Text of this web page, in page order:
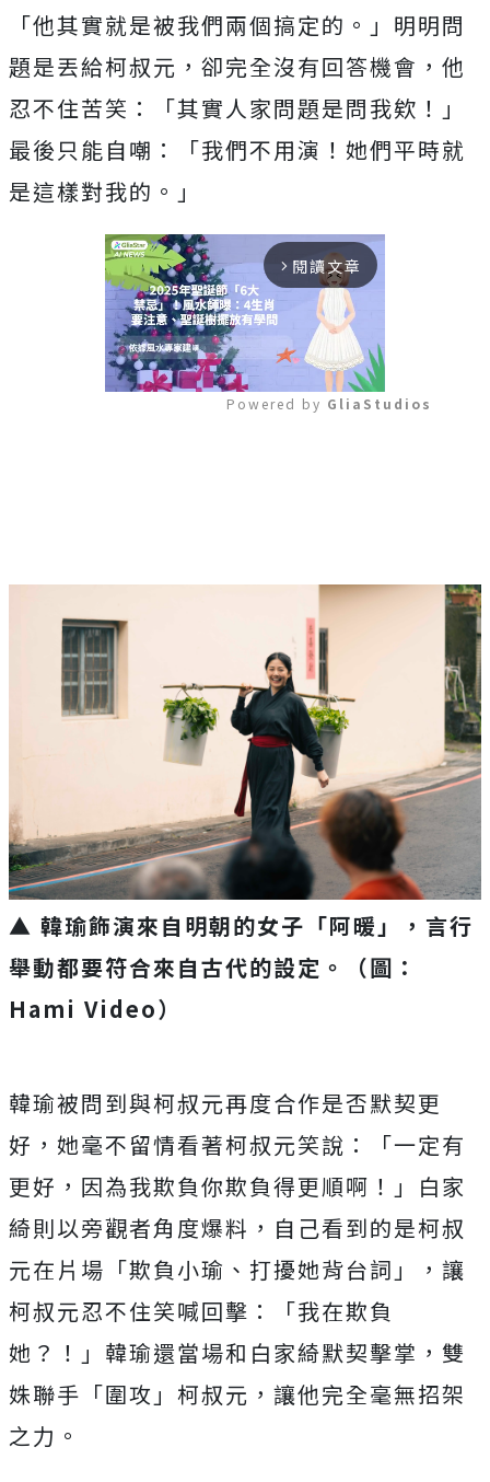
「他其實就是被我們兩個搞定的。」明明問
題是丟給柯叔元， 卻完全沒有回答機會，他
忍不住苦笑：「其實人家問題是問我欸！」
最後只能自嘲：「我們不用演！她們平時就
是這樣對我的。」
arrow_forward_ios 閱讀文章
Powered by GliaStudios
▲ 韓瑜飾演來自明朝的女子「阿暖」，言行
舉動都要符合來自古代的設定。（圖：
Hami Video）
韓瑜被問到與柯叔元再度合作是否默契更
好， 她毫不留情看著柯叔元笑說：「一定有
更好， 因為我欺負你欺負得更順啊！」白家
綺則以旁觀者角度爆料， 自己看到的是柯叔
元在片場「欺負小瑜、打擾她背台詞」， 讓
柯叔元忍不住笑喊回擊：「我在欺負
她？！」 韓瑜還當場和白家綺默契擊掌，雙
姝聯手「圍攻」柯叔元， 讓他完全毫無招架
之力。